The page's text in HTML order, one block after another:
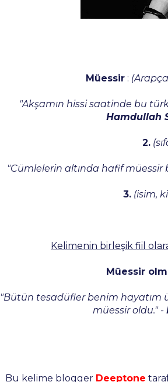
Müessir:
"Akşamın hissi saatinde bu
Hamdullah
2.
"Cümlelerin altında hafif müessir
3. (isim,
Kelimenin birleşik fiil
Müessir
"Bütün tesadüfler benim hayatım
müessir oldu." -
Bu kelime blogger Deeptone